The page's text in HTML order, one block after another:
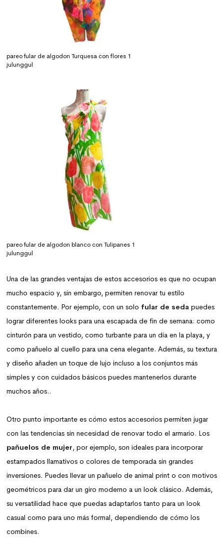
pareo fular de algodon Turquesa con flores 1
julunggul
pareo fular de algodon blanco con Tulipanes 1
julunggul
Una de las grandes ventajas de estos accesorios es que no ocupan
mucho espacio y, sin embargo, permiten renovar tu estilo
constantemente. Por ejemplo, con un solo fular de seda puedes
lograr diferentes looks para una escapada de fin de semana: como
cinturón para un vestido, como turbante para un día en la playa, y
como pañuelo al cuello para una cena elegante. Además, su textura
y diseño añaden un toque de lujo incluso a los conjuntos más
simples y con cuidados básicos puedes mantenerlos durante
muchos años..
Otro punto importante es cómo estos accesorios permiten jugar
con las tendencias sin necesidad de renovar todo el armario. Los
pañuelos de mujer, por ejemplo, son ideales para incorporar
estampados llamativos o colores de temporada sin grandes
inversiones. Puedes llevar un pañuelo de animal print o con motivos
geométricos para dar un giro moderno a un look clásico. Además,
su versatilidad hace que puedas adaptarlos tanto para un look
casual como para uno más formal, dependiendo de cómo los
combines.